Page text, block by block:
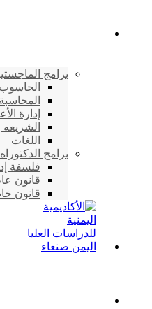
برامج
المحاسبة
إدارة
الشريعه
اللغات
برامج الدكتوراه
فلسفة
قانون
قانون